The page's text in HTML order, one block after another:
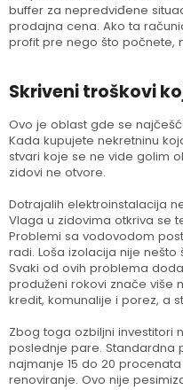
buffer za nepredviđene
prodajna cena. Ako ta
profit pre nego što počnete,
Skriveni troškovi
Ovo je oblast gde se
Kada kupujete nekretninu
stvari koje se ne vide golim
zidovi ne otvore.
Dotrajalih elektroinstalacija
Vlaga u zidovima otkriva se
Problemi sa vodovodom
radi. Loša izolacija nije
Svaki od ovih problema
produženi rokovi znače više
kredit, komunalije i porez, a
Zbog toga ozbiljni investitori
poslednje pare. Standardna
najmanje 15 do 20
renoviranje. Ovo nije